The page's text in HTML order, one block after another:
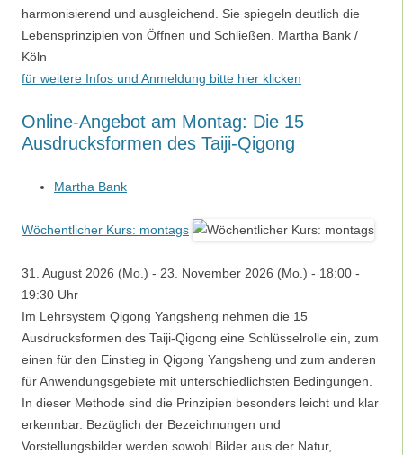
harmonisierend und ausgleichend. Sie spiegeln deutlich die
Lebensprinzipien von Öffnen und Schließen. Martha Bank /
Köln
für weitere Infos und Anmeldung bitte hier klicken
Online-Angebot am Montag: Die 15
Ausdrucksformen des Taiji-Qigong
Martha Bank
Wöchentlicher Kurs: montags
31. August 2026 (Mo.) - 23. November 2026 (Mo.) - 18:00 -
19:30 Uhr
Im Lehrsystem Qigong Yangsheng nehmen die 15
Ausdrucksformen des Taiji-Qigong eine Schlüsselrolle ein, zum
einen für den Einstieg in Qigong Yangsheng und zum anderen
für Anwendungsgebiete mit unterschiedlichsten Bedingungen.
In dieser Methode sind die Prinzipien besonders leicht und klar
erkennbar. Bezüglich der Bezeichnungen und
Vorstellungsbilder werden sowohl Bilder aus der Natur,